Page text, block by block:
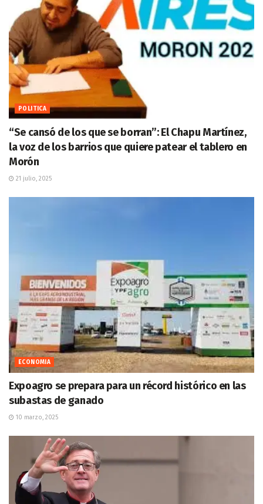
POLITICA
“Se cansó de los que se borran”: El Chapu Martínez,
la voz de los barrios que quiere patear el tablero en
Morón
21 julio, 2025
ECONOMIA
Expoagro se prepara para un récord histórico en las
subastas de ganado
10 marzo, 2025